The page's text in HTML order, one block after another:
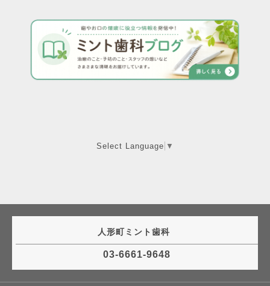
Select Language ▼
人形町ミント歯科
03-6661-9648